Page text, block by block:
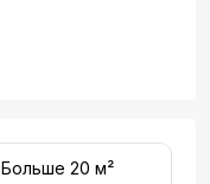
Больше 20 м²